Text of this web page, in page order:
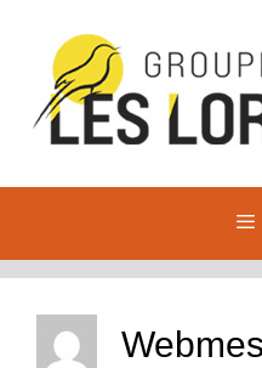
contenu